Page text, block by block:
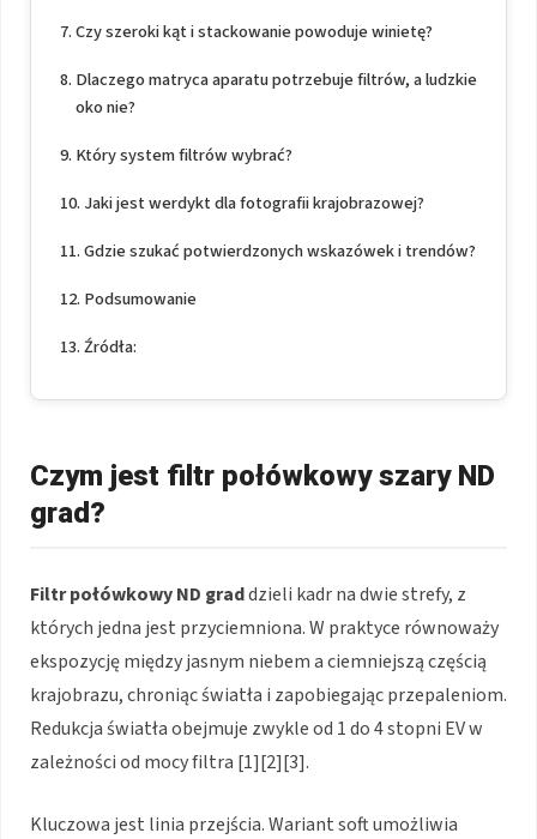
Czy szeroki kąt i stackowanie powoduje winietę?
Dlaczego matryca aparatu potrzebuje filtrów, a ludzkie
oko nie?
Który system filtrów wybrać?
Jaki jest werdykt dla fotografii krajobrazowej?
Gdzie szukać potwierdzonych wskazówek i trendów?
Podsumowanie
Źródła:
Czym jest filtr połówkowy szary ND
grad?
Filtr połówkowy ND graddzieli kadr na dwie strefy, z
których jedna jest przyciemniona. W praktyce równoważy
ekspozycję między jasnym niebem a ciemniejszą częścią
krajobrazu, chroniąc światła i zapobiegając przepaleniom.
Redukcja światła obejmuje zwykle od 1 do 4 stopni EV w
zależności od mocy filtra [1][2][3].
Kluczowa jest linia przejścia. Wariant soft umożliwia